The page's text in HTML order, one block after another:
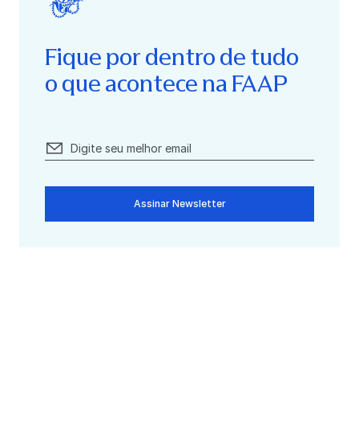
Fique por dentro de tudo
o que acontece na FAAP
Assinar Newsletter